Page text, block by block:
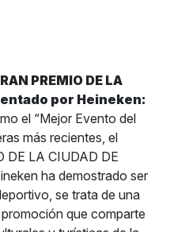
PREMIO DE LA
por Heineken:
el “Mejor Evento del
más recientes, el
DE LA CIUDAD DE
ha demostrado ser
se trata de una
que comparte